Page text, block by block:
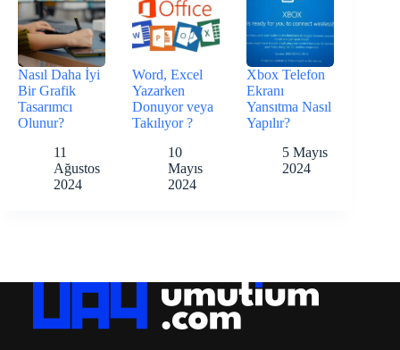
Nasıl Daha İyi
Bir Grafik
Tasarımcı
Olunur?
11
Ağustos
2024
Word, Excel
Yazarken
Donuyor veya
Takılıyor ?
10
Mayıs
2024
Xbox Telefon
Ekranı
Yansıtma Nasıl
Yapılır?
5 Mayıs
2024